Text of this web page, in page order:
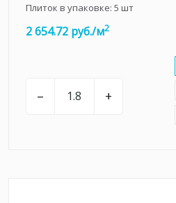
Плиток в упаковке: 5 шт
2 654.72 руб./м2
– +